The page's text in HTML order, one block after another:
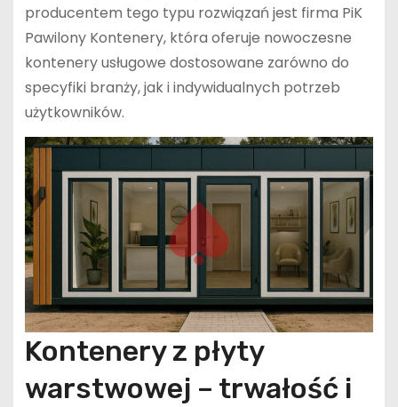
producentem tego typu rozwiązań jest firma PiK
Pawilony Kontenery, która oferuje nowoczesne
kontenery usługowe dostosowane zarówno do
specyfiki branży, jak i indywidualnych potrzeb
użytkowników.
Kontenery z płyty
warstwowej – trwałość i